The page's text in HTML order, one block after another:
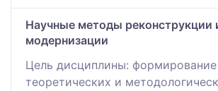
Научные методы реконструкции
модернизации
Цель дисциплины: формирование
теоретических и